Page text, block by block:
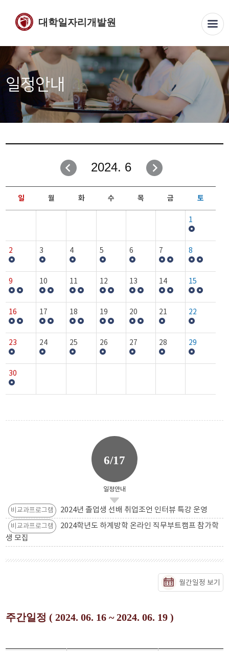
대학일자리개발원
일정안내
2024. 6
일 월 화 수 목 금 토
1
2 3 4 5 6 7 8
9 10 11 12 13 14 15
16 17 18 19 20 21 22
23 24 25 26 27 28 29
30
6/17
일정안내
비교과프로그램 2024년 졸업생 선배 취업조언 인터뷰 특강 운영
비교과프로그램
2024학년도 하계방학 온라인 직무부트캠프 참가학
생 모집
월간일정 보기
주간일정 ( 2024. 06. 16 ~ 2024. 06. 19 )